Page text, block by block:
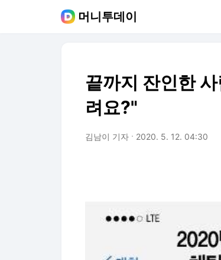
머니투데이
끝까지 잔인한
려요?"
김남이 기자 2020. 5. 12. 04:30